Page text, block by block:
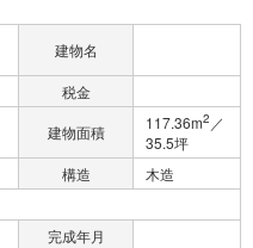
建物名
税金
建物面積 117.36m2 ／
35.5坪
構造
木造
完成年月